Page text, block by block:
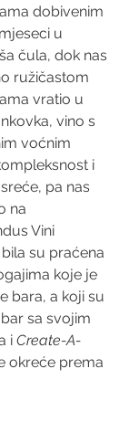
dobivenim
u
čula, dok nas
ružičastom
vratio u
vino s
voćnim
i
pa nas
na
Vini
su praćena
koje je
bara, a koji su
sa svojim
i Create-A-
okreće prema